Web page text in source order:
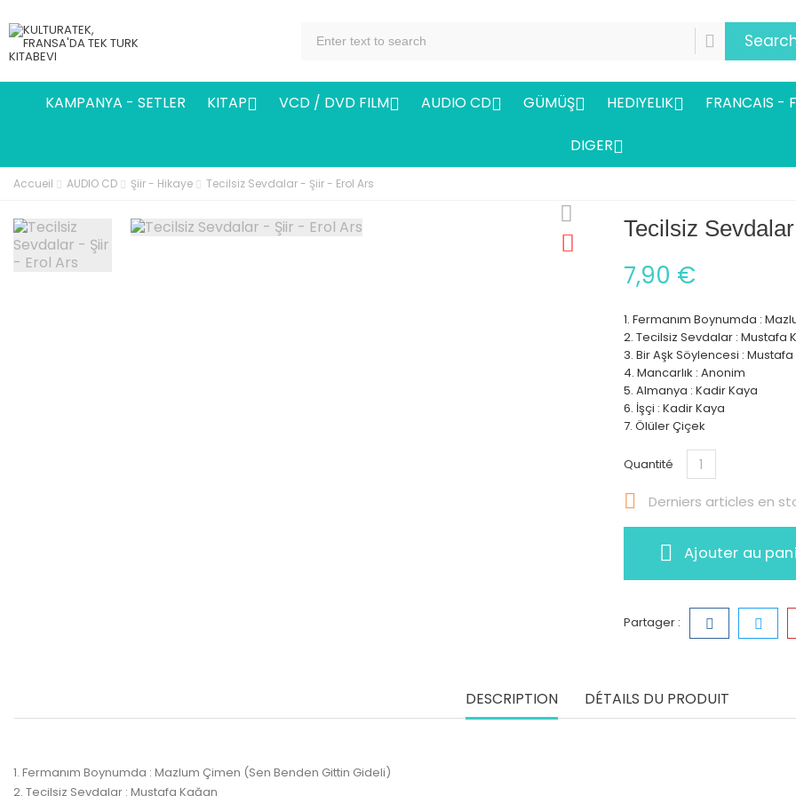
KAMPANYA - SETLER KITAP VCD / DVD FILM AUDIO CD GÜMÜŞ HEDIYELIK FRANCAIS -
DIGER
Accueil AUDIO CD Şiir - Hikaye Tecilsiz Sevdalar - Şiir - Erol Ars
Tecilsiz
7,90 €
1. Fermanım Boynumda :
2. Tecilsiz Sevdalar : Mustafa
3. Bir Aşk Söylencesi :
4. Mancarlık : Anonim
5. Almanya : Kadir Kaya
6. İşçi : Kadir Kaya
7. Ölüler Çiçek
Quantité
 Derniers articles en
Ajouter au
Partager :
DESCRIPTION DÉTAILS DU PRODUIT
1. Fermanım Boynumda : Mazlum Çimen (Sen Benden Gittin Gideli)
2. Tecilsiz Sevdalar : Mustafa Kağan